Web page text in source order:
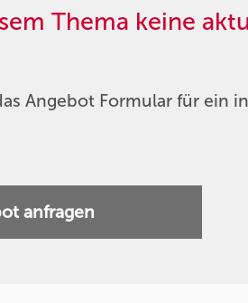
Thema keine
Angebot Formular für ein
anfragen